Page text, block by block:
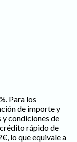
Para los
de importe y
y condiciones de
rápido de
lo que equivale a